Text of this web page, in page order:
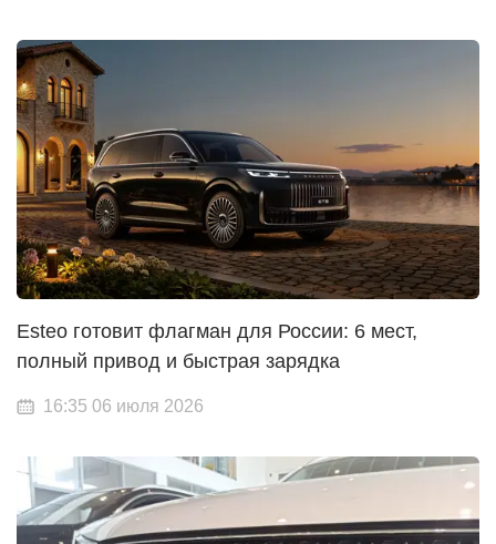
Esteo готовит флагман для России: 6 мест,
полный привод и быстрая зарядка
16:35 06 июля 2026